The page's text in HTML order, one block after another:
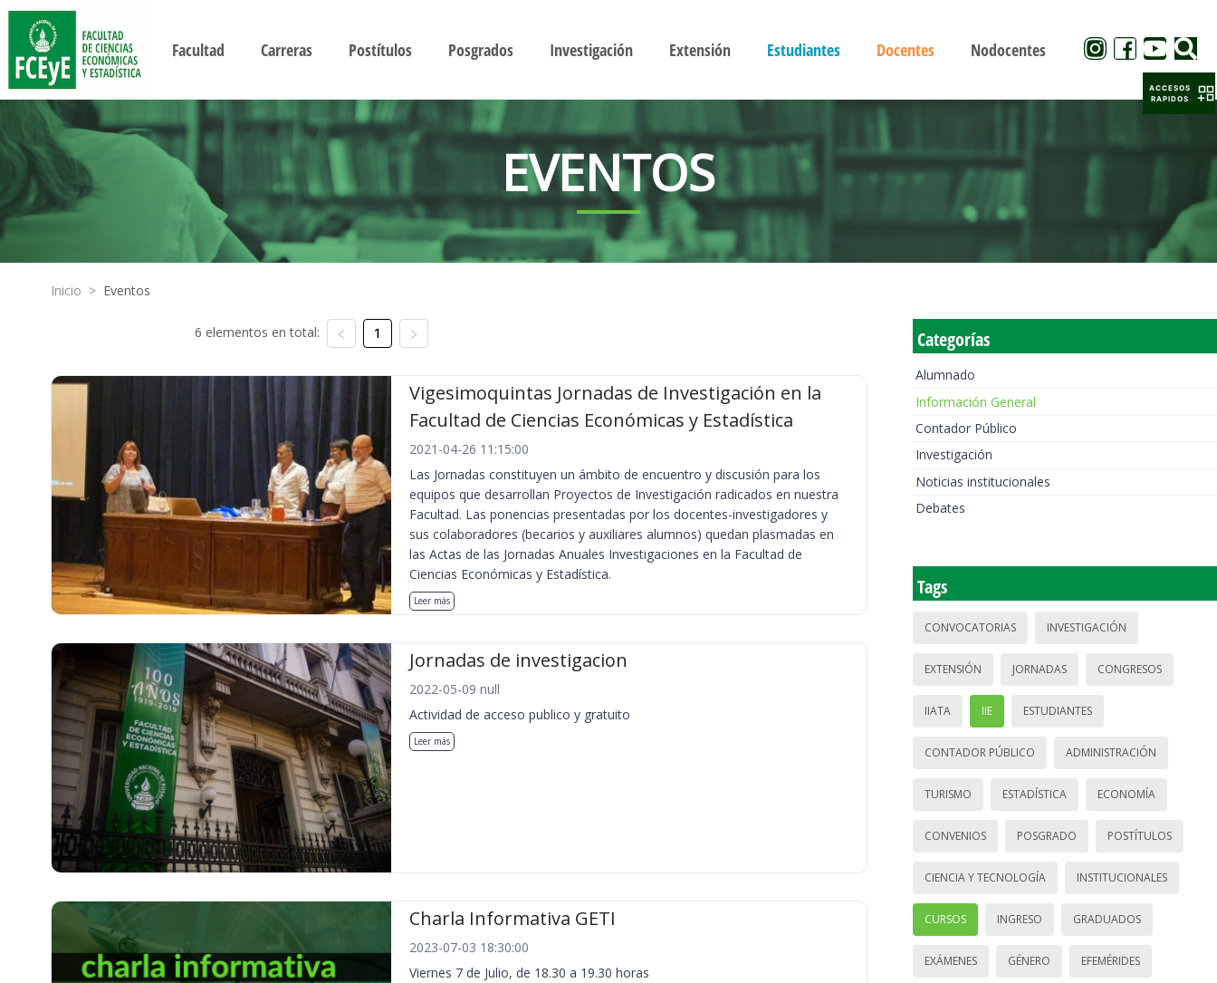
Facultad Carreras Postítulos Posgrados Investigación Extensión Estudiantes Docentes Nodocentes
EVENTOS
Inicio > Eventos
6 elementos en total: 1
Vigesimoquintas Jornadas de Investigación en la
Facultad de Ciencias Económicas y Estadística
2021-04-26 11:15:00
Las Jornadas constituyen un ámbito de encuentro y discusión para los
equipos que desarrollan Proyectos de Investigación radicados en nuestra
Facultad. Las ponencias presentadas por los docentes-investigadores y
sus colaboradores (becarios y auxiliares alumnos) quedan plasmadas en
las Actas de las Jornadas Anuales Investigaciones en la Facultad de
Ciencias Económicas y Estadística.
Leer más
Jornadas de investigacion
2022-05-09 null
Actividad de acceso publico y gratuito
Leer más
Charla Informativa GETI
2023-07-03 18:30:00
Viernes 7 de Julio, de 18.30 a 19.30 horas
Categorías
Alumnado
Información General
Contador Público
Investigación
Noticias institucionales
Debates
Tags
CONVOCATORIAS INVESTIGACIÓN
EXTENSIÓN JORNADAS CONGRESOS
IIATA IIE ESTUDIANTES
CONTADOR PÚBLICO ADMINISTRACIÓN
TURISMO ESTADÍSTICA ECONOMÍA
CONVENIOS POSGRADO POSTÍTULOS
CIENCIA Y TECNOLOGÍA INSTITUCIONALES
CURSOS INGRESO GRADUADOS
EXÁMENES GÉNERO EFEMÉRIDES
ACCESOS
RAPIDOS